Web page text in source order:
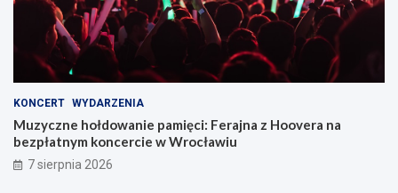
KONCERT WYDARZENIA
Muzyczne hołdowanie pamięci: Ferajna z Hoovera na
bezpłatnym koncercie w Wrocławiu
7 sierpnia 2026